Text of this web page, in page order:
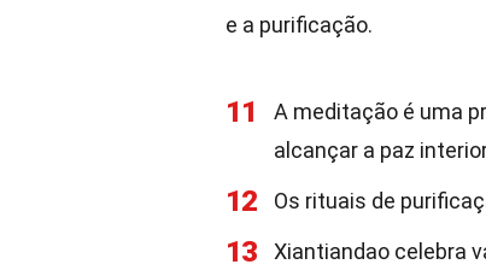
e a purificação.
11
A meditação é uma
alcançar a paz
12 Os rituais de
13
Xiantiandao celebra